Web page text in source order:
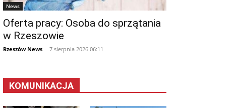
News
Oferta pracy: Osoba do sprzątania
w Rzeszowie
Rzeszów News - 7 sierpnia 2026 06:11
KOMUNIKACJA